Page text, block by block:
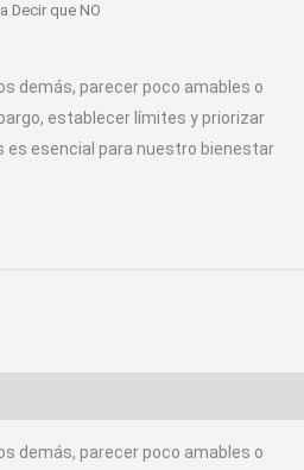
Decir que NO
demás, parecer poco amables o
establecer límites y priorizar
esencial para nuestro bienestar
demás, parecer poco amables o